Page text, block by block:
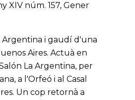
XIV núm. 157, Gener
Argentina i gaudí d'una
Aires. Actuà en
La Argentina, per
a l'Orfeó i al Casal
Un cop retornà a